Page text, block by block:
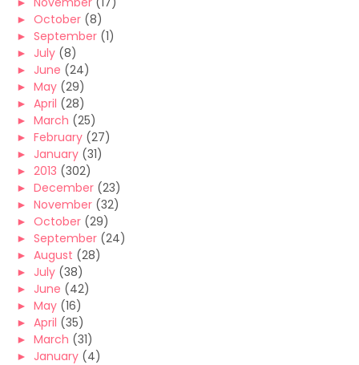
► October (8)
► September (1)
► July (8)
► June (24)
► May (29)
► April (28)
► March (25)
► February (27)
► January (31)
► 2013 (302)
► December (23)
► November (32)
► October (29)
► September (24)
► August (28)
► July (38)
► June (42)
► May (16)
► April (35)
► March (31)
► January (4)